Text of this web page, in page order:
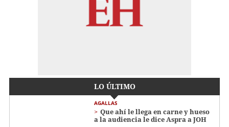
LO ÚLTIMO
AGALLAS
Que ahí le llega en carne y hueso
a la audiencia le dice Aspra a JOH